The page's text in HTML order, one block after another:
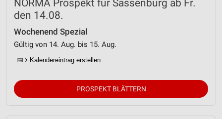
NORMA Prospekt für Sassenburg ab Fr.
den 14.08.
Wochenend Spezial
Gültig von 14. Aug. bis 15. Aug.
📅 Kalendereintrag erstellen
PROSPEKT BLÄTTERN